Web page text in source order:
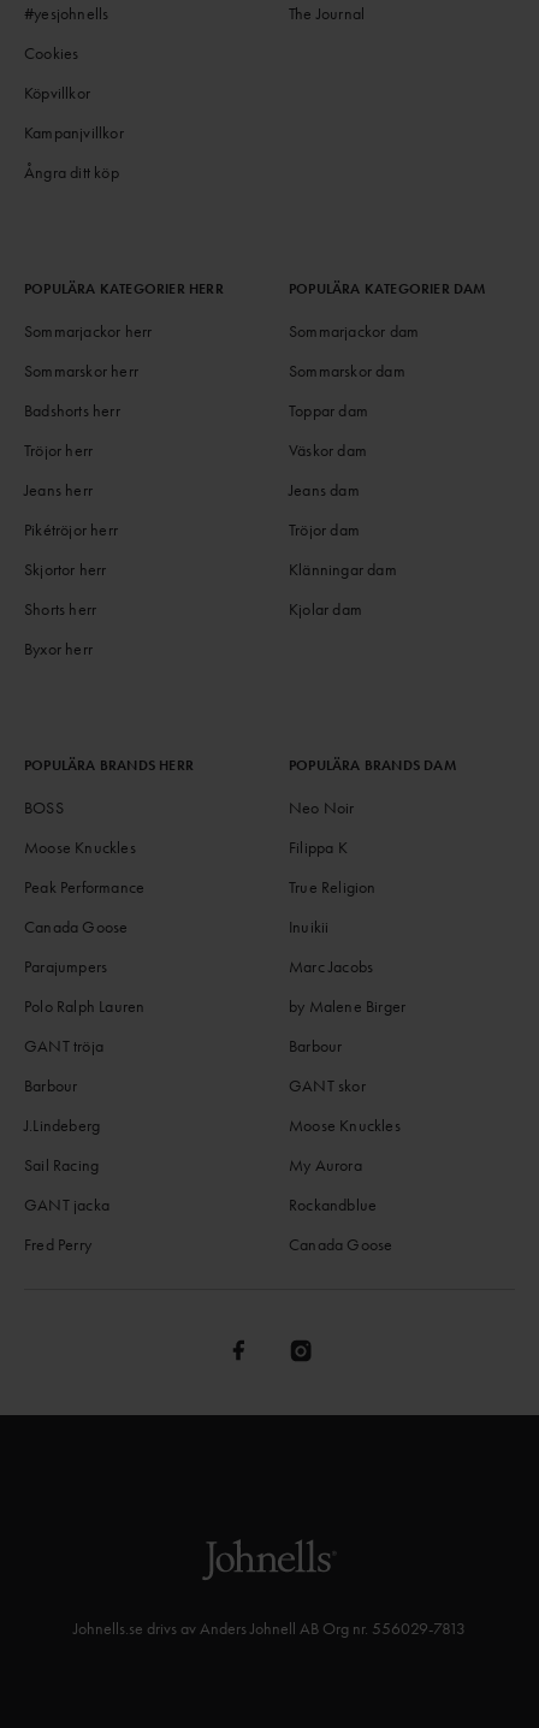
#yesjohnells
Cookies
Köpvillkor
Kampanjvillkor
Ångra ditt köp
The Journal
POPULÄRA KATEGORIER HERR
Sommarjackor herr
Sommarskor herr
Badshorts herr
Tröjor herr
Jeans herr
Pikétröjor herr
Skjortor herr
Shorts herr
Byxor herr
POPULÄRA KATEGORIER DAM
Sommarjackor dam
Sommarskor dam
Toppar dam
Väskor dam
Jeans dam
Tröjor dam
Klänningar dam
Kjolar dam
POPULÄRA BRANDS HERR
BOSS
Moose Knuckles
Peak Performance
Canada Goose
Parajumpers
Polo Ralph Lauren
GANT tröja
Barbour
J.Lindeberg
Sail Racing
GANT jacka
Fred Perry
POPULÄRA BRANDS DAM
Neo Noir
Filippa K
True Religion
Inuikii
Marc Jacobs
by Malene Birger
Barbour
GANT skor
Moose Knuckles
My Aurora
Rockandblue
Canada Goose
Johnells.se drivs av Anders Johnell AB Org nr. 556029-7813